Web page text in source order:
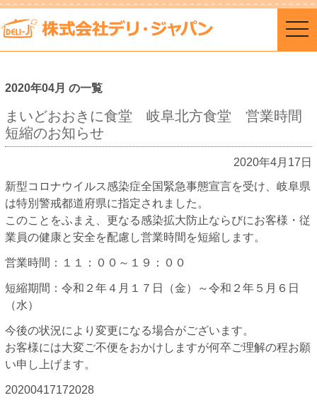
2020年04月 の一覧
まいどおおきに食堂 岐阜北方食堂 営業時間
短縮のお知らせ
2020年4月17日
新型コロナウイルス感染症全国緊急事態宣言を受け、岐阜県
は特別警戒都道府県に指定されました。
このことをふまえ、更なる感染拡大防止ならびにお客様・従
業員の健康と安全を配慮し営業時間を短縮します。
営業時間：１１：００～１９：００
短縮期間：令和２年４月１７日（金）～令和２年５月６日
（水）
今後の状況により変更になる場合がございます。
お客様には大変ご不便をおかけしますが何卒ご理解の程お願
い申し上げます。
20200417172028